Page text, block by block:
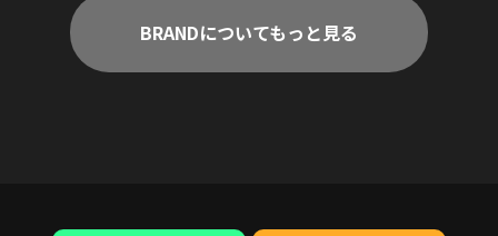
BRANDについてもっと見る